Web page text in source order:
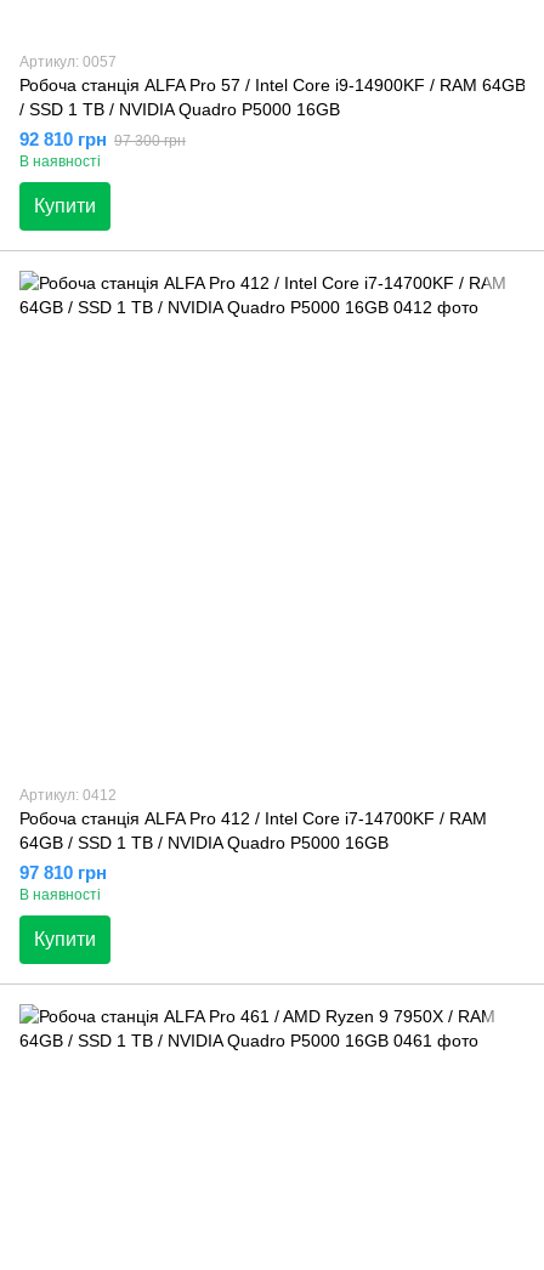
Артикул: 0057
Робоча станція ALFA Pro 57 / Intel Core i9-14900KF / RAM 64GB
/ SSD 1 TB / NVIDIA Quadro P5000 16GB
92 810 грн 97 300 грн
В наявності
Купити
Артикул: 0412
Робоча станція ALFA Pro 412 / Intel Core i7-14700KF / RAM
64GB / SSD 1 TB / NVIDIA Quadro P5000 16GB
97 810 грн
В наявності
Купити